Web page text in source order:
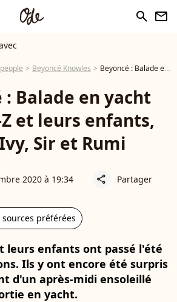
search newsletter
Beyoncé Knowles Beyoncé : Balade en yacht avec Jay-Z et leurs enfants, Blue Ivy, Sir et Rumi
: Balade en yacht
Z et leurs enfants,
Sir et Rumi
2020 à 19:34 share Partager
préférées
leurs enfants ont passé l'été
Ils y ont encore été surpris
d'un après-midi ensoleillé
en yacht.